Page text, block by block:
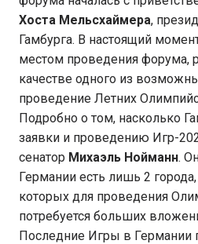
Хоста Мельсхаймера,
Гамбурга. В настоящий
местом проведения форума,
качестве одного из
проведение Летних
Подробно о том, насколько
заявки и проведению Игр-
сенатор Михаэль Нойманн.
Германии есть лишь 2
которых для проведения
потребуется больших
Последние Игры в Германии